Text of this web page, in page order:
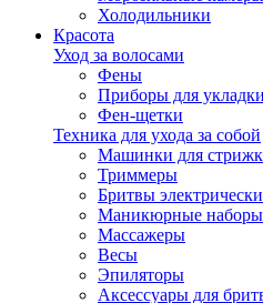
Холодильники
Красота
Уход за волосами
Фены
Приборы для укладки
Фен-щетки
Техника для ухода за собой
Машинки для
Триммеры
Бритвы
Маникюрные наборы
Массажеры
Весы
Эпиляторы
Аксессуары для